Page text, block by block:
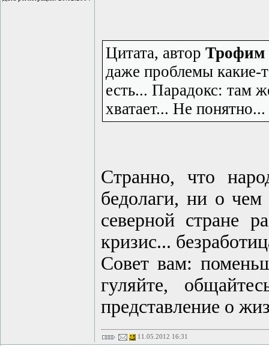
Цитата, автор Трофим
даже проблемы
есть... Парадокс: там
хватает... Не понятно...
Странно, что
бедолаги, ни о
северной стране
кризис...
Совет вам:
гуляйте,
представление о
11.05.2012 16:31